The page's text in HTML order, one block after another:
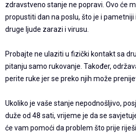
zdravstveno stanje ne popravi. Ovo će
propustiti dan na poslu, što je i
druge ljude zarazi i virusu.
Probajte ne ulaziti u fizički kontakt sa
pitanju samo rukovanje. Također,
perite ruke jer se preko njih može
Ukoliko je vaše stanje nepodnošljivo,
duže od 48 sati, vrijeme je da se
će vam pomoći da problem što prije